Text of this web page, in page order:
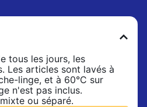
tous les jours, les
Les articles sont lavés à
linge, et à 60°C sur
n'est pas inclus.
ou séparé.